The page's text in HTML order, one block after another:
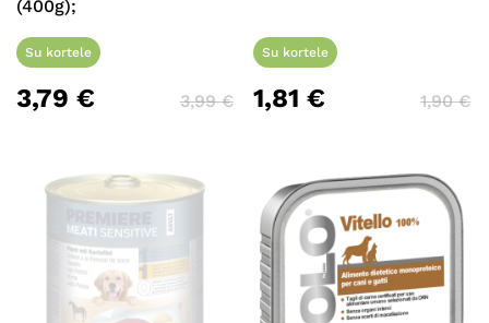
(400g);
Su kortele
3,79 € 3,99€
Su kortele
1,81€ 1,90€